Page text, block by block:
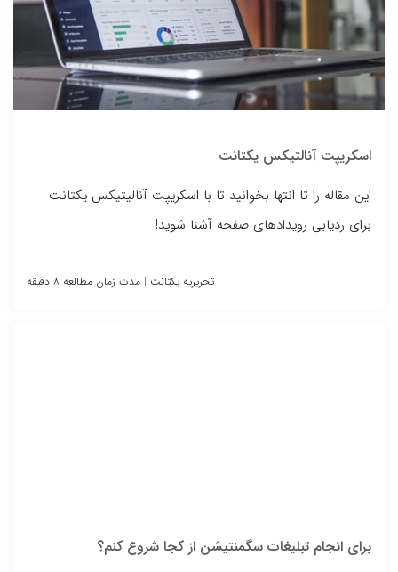
اسکریپت آنالتیکس یکتانت
این مقاله را تا انتها بخوانید تا با اسکریپت آنالیتیکس یکتانت
برای ردیابی رویدادهای صفحه آشنا شوید!
تحریریه یکتانت | مدت زمان مطالعه ۸ دقیقه
برای انجام تبلیغات سگمنتیشن از کجا شروع کنم؟